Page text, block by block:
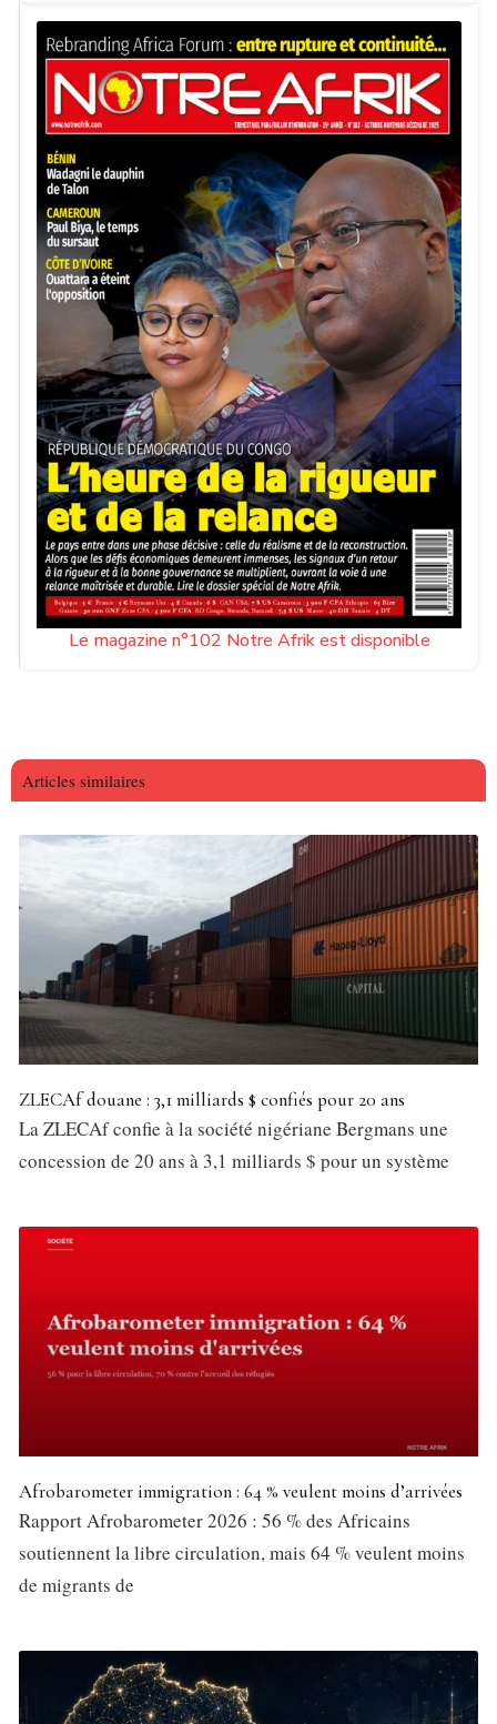
Le magazine n°102 Notre Afrik est disponible
Articles similaires
ZLECAf douane : 3,1 milliards $ confiés pour 20 ans
La ZLECAf confie à la société nigériane Bergmans une
concession de 20 ans à 3,1 milliards $ pour un système
Afrobarometer immigration : 64 % veulent moins d’arrivées
Rapport Afrobarometer 2026 : 56 % des Africains
soutiennent la libre circulation, mais 64 % veulent moins
de migrants de